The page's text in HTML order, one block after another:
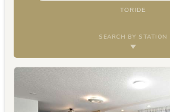
TORIDE
SEARCH BY STATION